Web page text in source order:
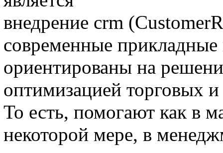
внедрение crm
современные
ориентированы на
оптимизацией торговых
То есть, помогают как в
некоторой мере, в